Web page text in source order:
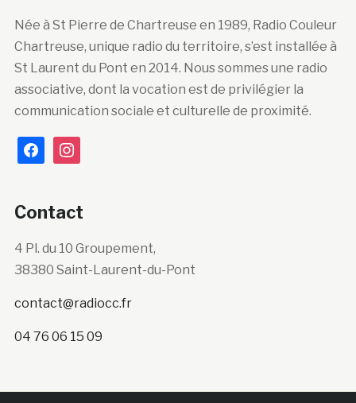
Née à St Pierre de Chartreuse en 1989, Radio Couleur
Chartreuse, unique radio du territoire, s’est installée à
St Laurent du Pont en 2014. Nous sommes une radio
associative, dont la vocation est de privilégier la
communication sociale et culturelle de proximité.
facebookinstagram
Contact
4 Pl. du 10 Groupement,
38380 Saint-Laurent-du-Pont
contact@radiocc.fr
04 76 06 15 09